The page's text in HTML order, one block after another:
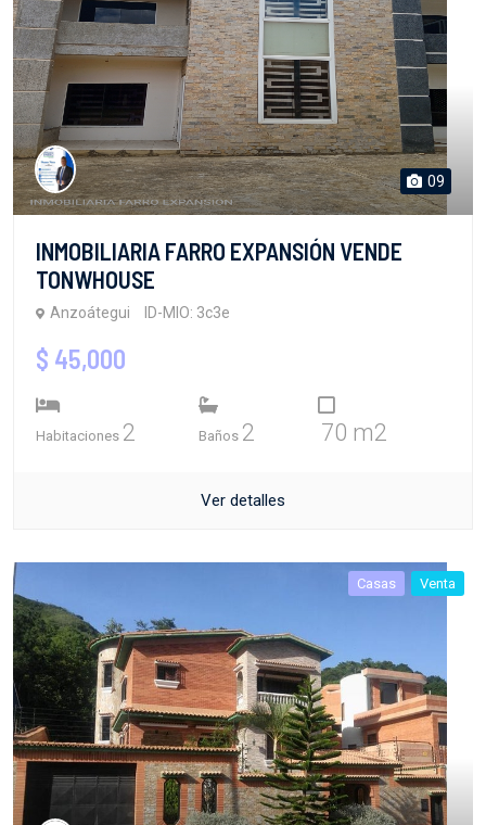
09
INMOBILIARIA FARRO EXPANSIÓN VENDE
TONWHOUSE
Anzoátegui ID-MIO: 3c3e
$ 45,000
Habitaciones 2 Baños 2 70 m2
Ver detalles
Casas Venta